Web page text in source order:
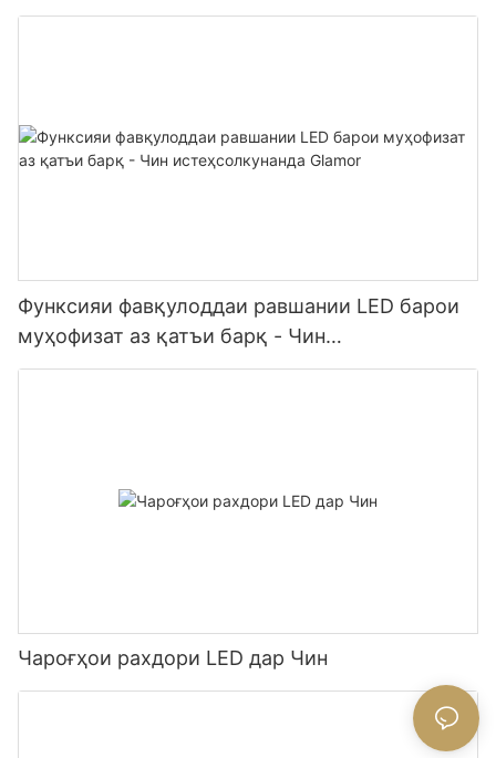
равшании воҳиди буриш 24V 2.08cm, барои
Функсияи фавқулоддаи равшании LED барои
муҳофизат аз қатъи барқ ​​- Чин
истеҳсолкунанда Glamor
Чароғҳои рахдори LED дар Чин